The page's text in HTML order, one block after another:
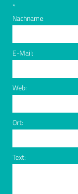
*
Nachname:
E-Mail:
Web:
Ort:
Text: